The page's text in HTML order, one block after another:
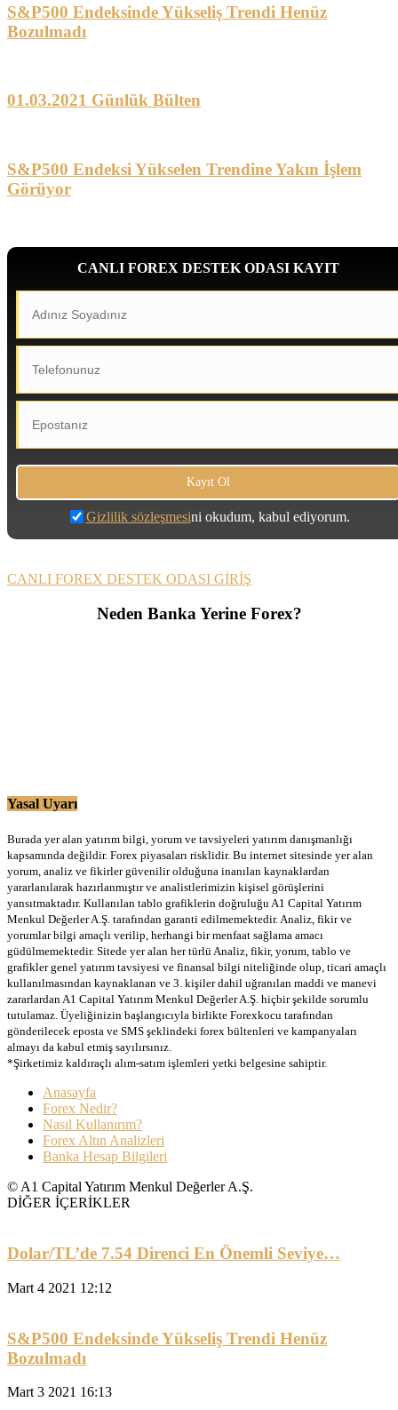
S&P500 Endeksinde Yükseliş Trendi Henüz
Bozulmadı
01.03.2021 Günlük Bülten
S&P500 Endeksi Yükselen Trendine Yakın İşlem
Görüyor
CANLI FOREX DESTEK ODASI KAYIT
Gizlilik sözleşmesini okudum, kabul ediyorum.
CANLI FOREX DESTEK ODASI GİRİŞ
Neden Banka Yerine Forex?
Yasal Uyarı
Burada yer alan yatırım bilgi, yorum ve tavsiyeleri yatırım danışmanlığı
kapsamında değildir. Forex piyasaları risklidir. Bu internet sitesinde yer alan
yorum, analiz ve fikirler güvenilir olduğuna inanılan kaynaklardan
yararlanılarak hazırlanmıştır ve analistlerimizin kişisel görüşlerini
yansıtmaktadır. Kullanılan tablo grafiklerin doğruluğu A1 Capital Yatırım
Menkul Değerler A.Ş. tarafından garanti edilmemektedir. Analiz, fikir ve
yorumlar bilgi amaçlı verilip, herhangi bir menfaat sağlama amacı
güdülmemektedir. Sitede yer alan her türlü Analiz, fikir, yorum, tablo ve
grafikler genel yatırım tavsiyesi ve finansal bilgi niteliğinde olup, ticari amaçlı
kullanılmasından kaynaklanan ve 3. kişiler dahil uğranılan maddi ve manevi
zararlardan A1 Capital Yatırım Menkul Değerler A.Ş. hiçbir şekilde sorumlu
tutulamaz. Üyeliğinizin başlangıcıyla birlikte Forexkocu tarafından
gönderilecek eposta ve SMS şeklindeki forex bültenleri ve kampanyaları
almayı da kabul etmiş sayılırsınız.
*Şirketimiz kaldıraçlı alım-satım işlemleri yetki belgesine sahiptir.
Anasayfa
Forex Nedir?
Nasıl Kullanırım?
Forex Altın Analizleri
Banka Hesap Bilgileri
© A1 Capital Yatırım Menkul Değerler A.Ş.
DİĞER İÇERİKLER
Dolar/TL’de 7.54 Direnci En Önemli Seviye…
Mart 4 2021 12:12
S&P500 Endeksinde Yükseliş Trendi Henüz
Bozulmadı
Mart 3 2021 16:13